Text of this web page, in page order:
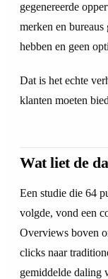
gegenereerde
merken en
hebben en geen
Dat is het echte
klanten moeten
Wat liet de
Een studie die 64
volgde, vond een
Overviews boven
clicks naar
gemiddelde daling